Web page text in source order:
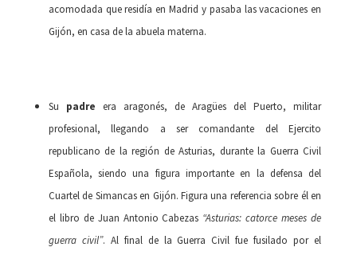
acomodada que residía en Madrid y pasaba las vacaciones en
Gijón, en casa de la abuela materna.
Su padre era aragonés, de Aragües del Puerto, militar
profesional, llegando a ser comandante del Ejercito
republicano de la región de Asturias, durante la Guerra Civil
Española, siendo una figura importante en la defensa del
Cuartel de Simancas en Gijón. Figura una referencia sobre él en
el libro de Juan Antonio Cabezas “Asturias: catorce meses de
guerra civil”. Al final de la Guerra Civil fue fusilado por el